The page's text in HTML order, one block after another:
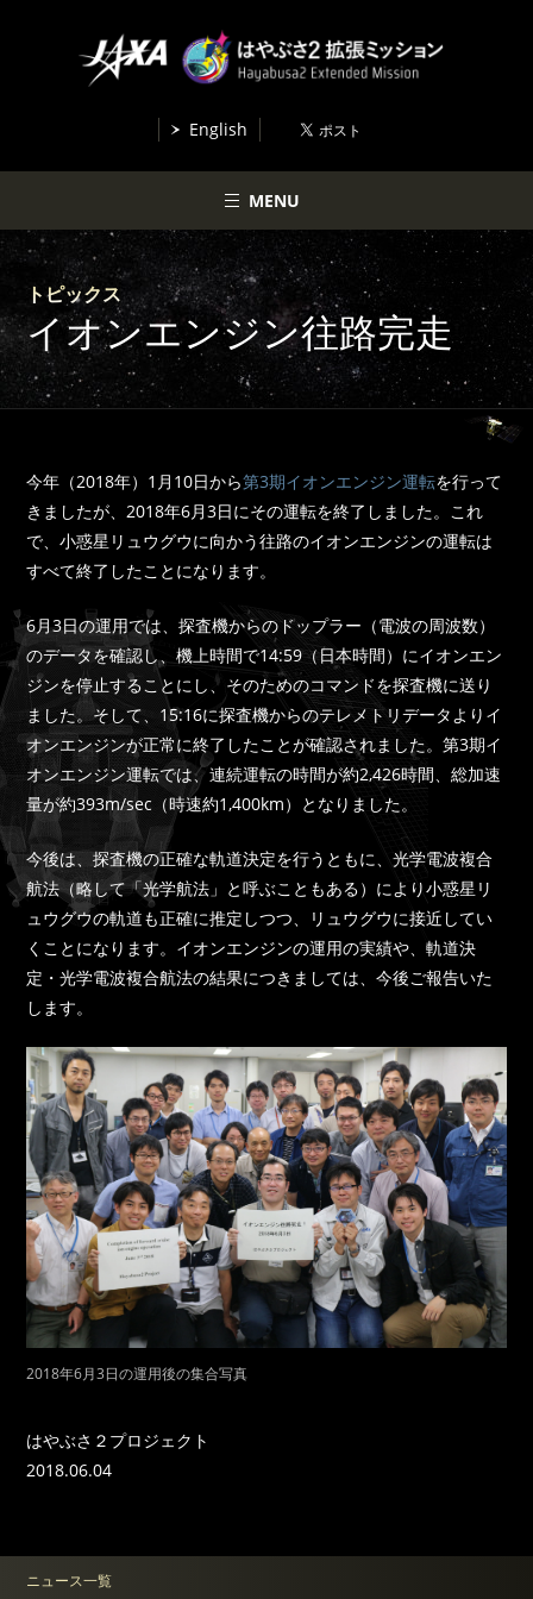
English
MENU
トピックス
イオンエンジン往路完走
今年（2018年）1月10日から第3期イオンエンジン運転を行って
きましたが、2018年6月3日にその運転を終了しました。これ
で、小惑星リュウグウに向かう往路のイオンエンジンの運転は
すべて終了したことになります。
6月3日の運用では、探査機からのドップラー（電波の周波数）
のデータを確認し、機上時間で14:59（日本時間）にイオンエン
ジンを停止することにし、そのためのコマンドを探査機に送り
ました。そして、15:16に探査機からのテレメトリデータよりイ
オンエンジンが正常に終了したことが確認されました。第3期イ
オンエンジン運転では、連続運転の時間が約2,426時間、総加速
量が約393m/sec（時速約1,400km）となりました。
今後は、探査機の正確な軌道決定を行うともに、光学電波複合
航法（略して「光学航法」と呼ぶこともある）により小惑星リ
ュウグウの軌道も正確に推定しつつ、リュウグウに接近してい
くことになります。イオンエンジンの運用の実績や、軌道決
定・光学電波複合航法の結果につきましては、今後ご報告いた
します。
2018年6月3日の運用後の集合写真
はやぶさ２プロジェクト
2018.06.04
ニュース一覧